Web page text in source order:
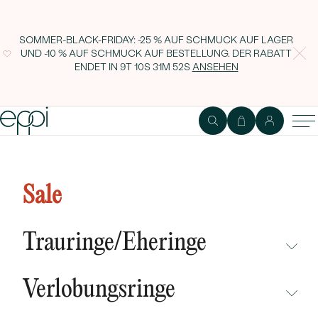
SOMMER-BLACK-FRIDAY: -25 % AUF SCHMUCK AUF LAGER
UND -10 % AUF SCHMUCK AUF BESTELLUNG. DER RABATT
ENDET IN9T 10S 31M 51S ANSEHEN
Sale
Trauringe/Eheringe
NEUHEITEN
Verlobungsringe
geschnitzten Anhänger mit einem
Fuchs Der Kleine Prinz